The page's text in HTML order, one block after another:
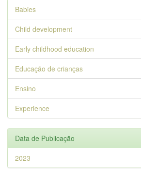
Babies
Child development
Early childhood education
Educação de crianças
Ensino
Experience
Data de Publicação
2023